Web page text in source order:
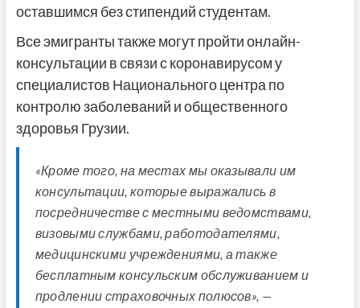
оставшимся без стипендий студентам.
Все эмигранты также могут пройти онлайн-
консультации в связи с коронавирусом у
специалистов Национального центра по
контролю заболеваний и общественного
здоровья Грузии.
«Кроме того, на местах мы оказывали им
консультации, которые выражались в
посредничестве с местными ведомствами,
визовыми службами, работодателями,
медицинскими учреждениями, а также
бесплатным консульским обслуживанием и
продлении страховочных полюсов», —